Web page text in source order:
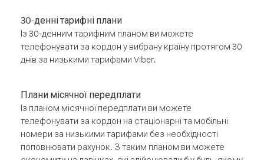
30-денні тарифні плани
Із 30-денним тарифним планом ви можете
телефонувати за кордон у вибрану країну протягом 30
днів за низькими тарифами Viber.
Плани місячної передплати
Із планом місячної передплати ви можете
телефонувати за кордон на стаціонарні та мобільні
номери за низькими тарифами без необхідності
поповнювати рахунок. З таким планом ви можете